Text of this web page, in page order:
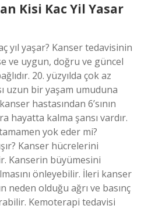
Kisi Kac Yil Yasar
yıl yaşar? Kanser tedavisinin
ve uygun, doğru ve güncel
20. yüzyılda çok az
uzun bir yaşam umuduna
hastasından 6’sının
hayatta kalma şansı vardır.
yok eder mi?
Kanser hücrelerini
Kanserin büyümesini
önleyebilir. İleri kanser
neden olduğu ağrı ve basınç
Kemoterapi tedavisi